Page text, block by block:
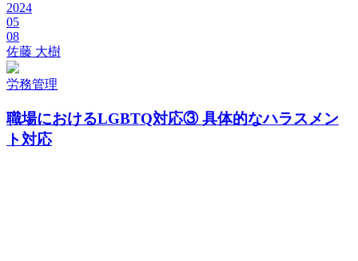
2024
05
08
佐藤 大樹
労務管理
職場におけるLGBTQ対応③ 具体的なハラスメン
ト対応